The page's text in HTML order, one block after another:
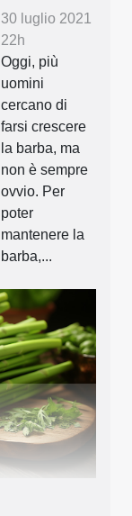
30 luglio 2021
22h
Oggi, più
uomini
cercano di
farsi crescere
la barba, ma
non è sempre
ovvio. Per
poter
mantenere la
barba,...